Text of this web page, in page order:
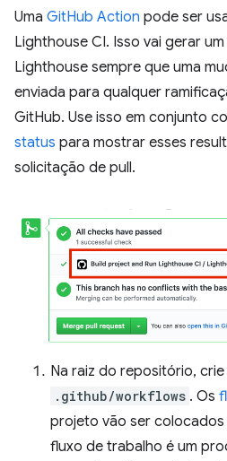
Uma GitHub Action pode ser
Lighthouse CI. Isso vai gerar
Lighthouse sempre que uma
enviada para qualquer
GitHub. Use isso em conjunto
status para mostrar esses
solicitação de pull.
Na raiz do repositório,
.github/workflows . Os
projeto vão ser colocados
fluxo de trabalho é um